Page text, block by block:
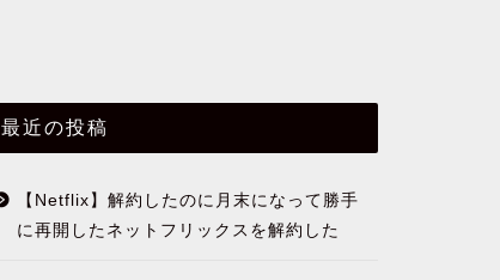
最近の投稿
【Netflix】解約したのに月末になって勝手
に再開したネットフリックスを解約した